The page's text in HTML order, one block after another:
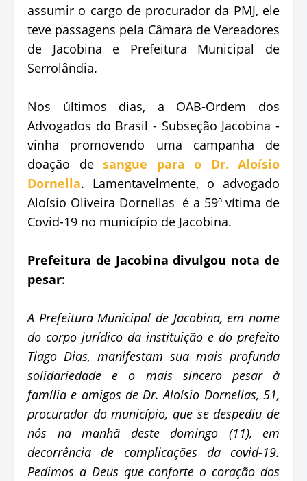
assumir o cargo de procurador da PMJ, ele
teve passagens pela Câmara de Vereadores
de Jacobina e Prefeitura Municipal de
Serrolândia.
Nos últimos dias, a OAB-Ordem dos
Advogados do Brasil - Subseção Jacobina -
vinha promovendo uma campanha de
doação de sangue para o Dr. Aloísio
Dornella. Lamentavelmente, o advogado
Aloísio Oliveira Dornellas é a 59ª vítima de
Covid-19 no município de Jacobina.
Prefeitura de Jacobina divulgou nota de
pesar:
A Prefeitura Municipal de Jacobina, em nome
do corpo jurídico da instituição e do prefeito
Tiago Dias, manifestam sua mais profunda
solidariedade e o mais sincero pesar à
família e amigos de Dr. Aloísio Dornellas, 51,
procurador do município, que se despediu de
nós na manhã deste domingo (11), em
decorrência de complicações da covid-19.
Pedimos a Deus que conforte o coração dos